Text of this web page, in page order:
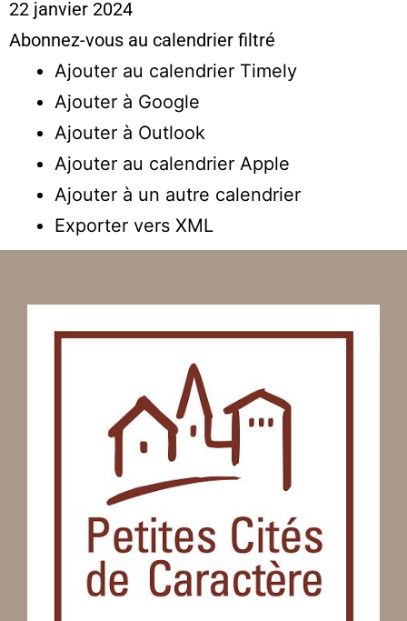
22 janvier 2024
Abonnez-vous au calendrier filtré
Ajouter au calendrier Timely
Ajouter à Google
Ajouter à Outlook
Ajouter au calendrier Apple
Ajouter à un autre calendrier
Exporter vers XML